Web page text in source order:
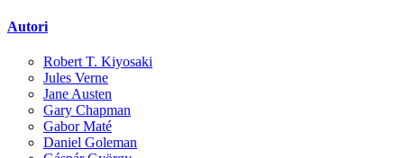
Autori
Robert T. Kiyosaki
Jules Verne
Jane Austen
Gary Chapman
Gabor Maté
Daniel Goleman